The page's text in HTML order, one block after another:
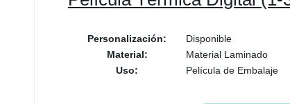
Personalización:
Disponible
Material:
Material Laminado
Uso:
Película de Embalaje